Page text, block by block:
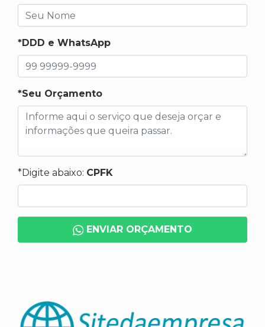
*DDD e WhatsApp
*Seu Orçamento
*Digite abaixo: CPFK
ENVIAR ORÇAMENTO